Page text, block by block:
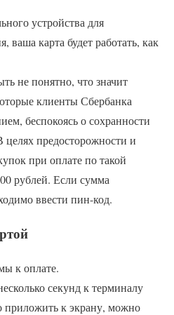
устройства для
ваша карта будет работать, как
не понятно, что значит
клиенты Сбербанка
беспокоясь о сохранности
предосторожности и
при оплате по такой
рублей. Если сумма
ввести пин-код.
к оплате.
секунд к терминалу
к экрану, можно